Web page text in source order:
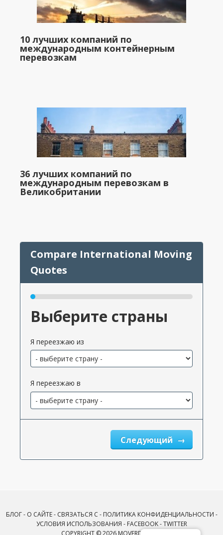
10 лучших компаний по
международным контейнерным
перевозкам
36 лучших компаний по
международным перевозкам в
Великобритании
Выберите страны
Я переезжаю из
Я переезжаю в
Следующий
БЛОГ- О САЙТЕ- СВЯЗАТЬСЯ С - ПОЛИТИКА КОНФИДЕНЦИАЛЬНОСТИ -
УСЛОВИЯ ИСПОЛЬЗОВАНИЯ - FACEBOOK-TWITTER